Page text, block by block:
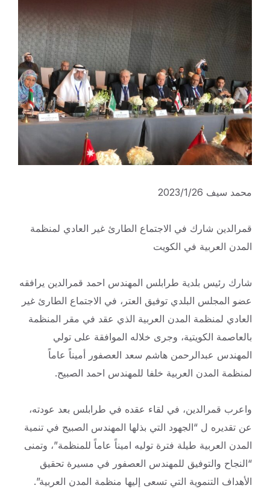
محمد سيف 2023/1/26
قمرالدين شارك في الاجتماع الطارئ غير العادي لمنظمة
المدن العربية في الكويت
شارك رئيس بلدية طرابلس المهندس احمد قمرالدين يرافقه
عضو المجلس البلدي توفيق العتر، في الاجتماع الطارئ غير
العادي لمنظمة المدن العربية الذي عقد في مقر المنظمة
بالعاصمة الكويتية، وجرى خلاله الموافقة على تولي
المهندس عبدالرحمن هاشم سعد العصفور أميناً عاماً
لمنظمة المدن العربية خلفا للمهندس احمد الصبيح.
واعرب قمرالدين، في لقاء عقده في طرابلس بعد عودته،
عن تقديره ل “الجهود التي بذلها المهندس الصبيح في تنمية
المدن العربية طيلة فترة توليه اميناً عاماً للمنظمة”، وتمنى
“النجاح والتوفيق للمهندس العصفور في مسيرة تحقيق
الأهداف التنموية التي تسعى إليها منظمة المدن العربية”.